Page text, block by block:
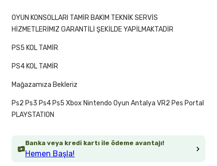
Banka veya kredi kartı ile ödeme avantajı!
Hemen Başla!
OYUN KONSOLLARI TAMİR BAKIM TEKNİK SERVİS
HİZMETLERİMIZ GARANTİLİ ŞEKİLDE YAPİLMAKTADİR
PS5 KOL TAMİR
PS4 KOL TAMİR
Mağazamıza Bekleriz
Ps2 Ps3 Ps4 Ps5 Xbox Nintendo Oyun Antalya VR2 Pes Portal
PLAYSTATION